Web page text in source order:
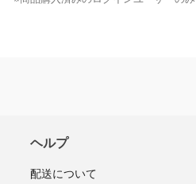
ヘルプ
配送について